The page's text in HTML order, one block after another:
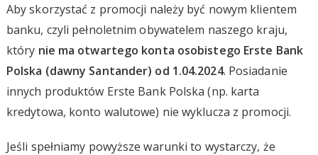
Aby skorzystać z promocji należy być nowym klientem
banku, czyli pełnoletnim obywatelem naszego kraju,
który nie ma otwartego konta osobistego Erste Bank
Polska (dawny Santander) od 1.04.2024. Posiadanie
innych produktów Erste Bank Polska (np. karta
kredytowa, konto walutowe) nie wyklucza z promocji.
Jeśli spełniamy powyższe warunki to wystarczy, że